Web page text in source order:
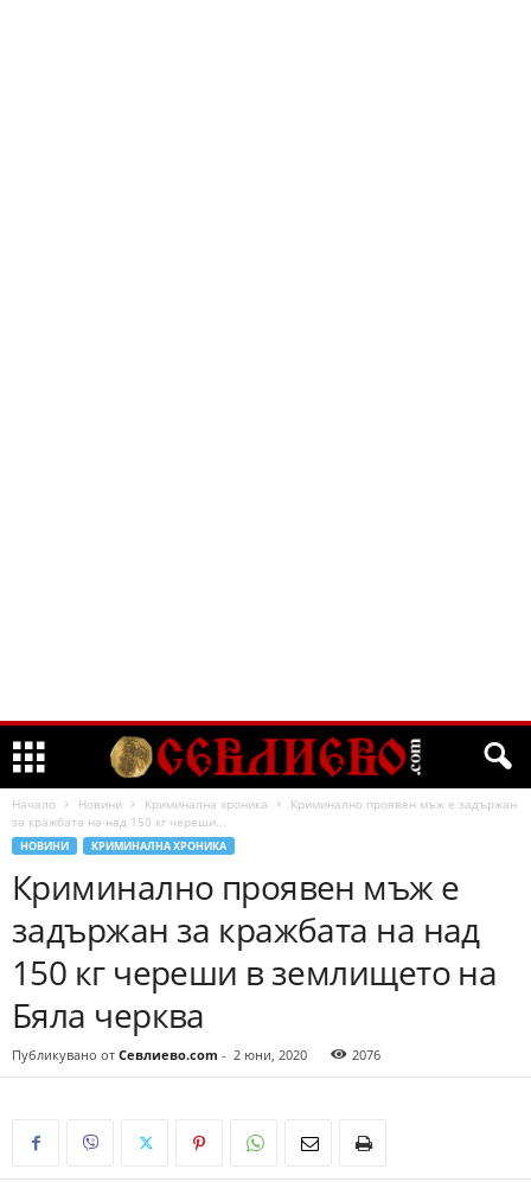
Начало Новини Криминална хроника
Криминално проявен мъж е задържан
за кражбата на над 150 кг череши...
НОВИНИ КРИМИНАЛНА ХРОНИКА
Криминално проявен мъж е
задържан за кражбата на над
150 кг череши в землището на
Бяла черква
Публикувано от Севлиево.com - 2 юни, 2020 2076